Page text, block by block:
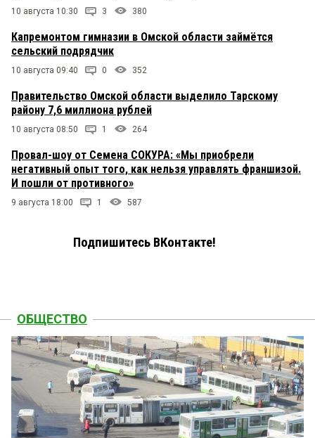
10 августа 10:30 3 380
Капремонтом гимназии в Омской области займётся
сельский подрядчик
10 августа 09:40 0 352
Правительство Омской области выделило Тарскому
району 7,6 миллиона рублей
10 августа 08:50 1 264
Провал-шоу от Семена СОКУРА: «Мы приобрели
негативный опыт того, как нельзя управлять франшизой.
И пошли от противного»
9 августа 18:00 1 587
Подпишитесь ВКонтакте!
ОБЩЕСТВО